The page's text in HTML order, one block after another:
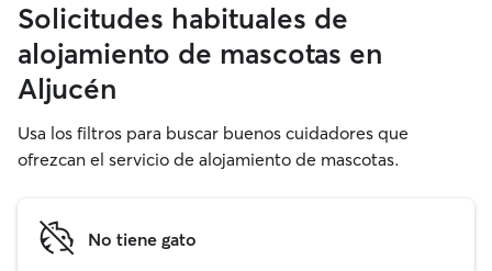
Solicitudes habituales de
alojamiento de mascotas en
Aljucén
Usa los filtros para buscar buenos cuidadores que
ofrezcan el servicio de alojamiento de mascotas.
No tiene gato